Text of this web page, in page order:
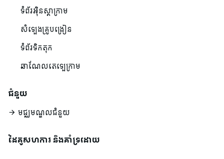
ទំព័រអ៊ិនស្តាក្រាម
សំឡេងគ្រូបង្រៀន
ទំព័រទិកតុក
ឆាណែលតេឡេក្រាម
ជំនួយ
មជ្ឈមណ្ឌលជំនួយ
ដៃគូសហការ និងគាំទ្រដោយ